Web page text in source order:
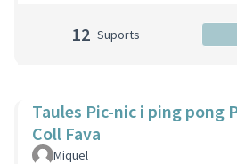
12 Suports
Taules Pic-nic i ping pong
Coll Fava
Miquel